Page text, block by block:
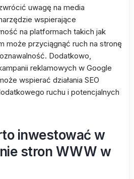
uwagę na media
wspierające
na platformach takich jak
może przyciągnąć ruch na stronę
Dodatkowo,
reklamowych w Google
wspierać działania SEO
ruchu i potencjalnych
inwestować w
stron WWW w